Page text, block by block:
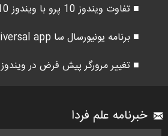
■ تفاوت ویندوز 10 پرو با ویندوز 10 Home
■ برنامه یونیورسال سا Universal app چیه ؟
■ تغییر مرورگر پیش فرض در ویندوز 10
خبرنامه علم فردا